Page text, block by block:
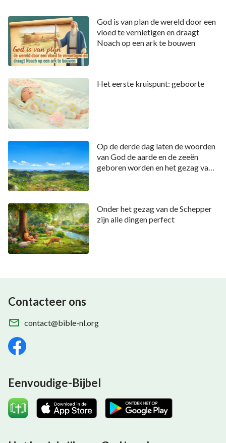
God is van plan de wereld door een
vloed te vernietigen en draagt
Noach op een ark te bouwen
Het eerste kruispunt: geboorte
Op de derde dag laten de woorden
van God de aarde en de zeeën
geboren worden en het gezag van
Onder het gezag van de Schepper
zijn alle dingen perfect
Contacteer ons
contact@bible-nl.org
Eenvoudige-Bijbel